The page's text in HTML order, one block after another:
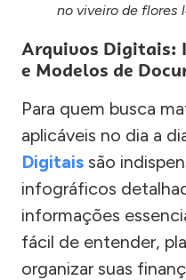
no viveiro de flores
Arquivos Digitais:
e Modelos de
Para quem busca
aplicáveis no dia a
Digitais são
infográficos
informações
fácil de entender,
organizar suas